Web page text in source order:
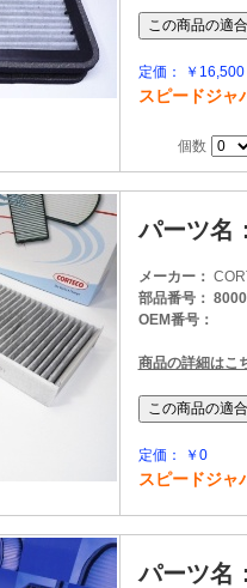
定価： ￥16,500
スピードジャ
個数
パーツ名
メーカー：
部品番号：
OEM番号：
商品の詳細はこ
定価： ￥0
スピードジャ
パーツ名